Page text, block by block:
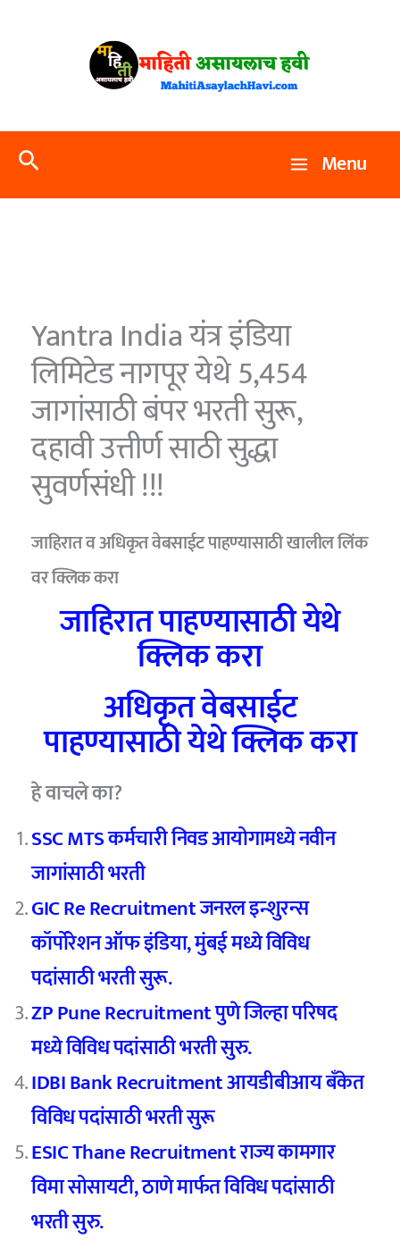
Search Menu
Yantra India यंत्र इंडिया
लिमिटेड नागपूर येथे 5,454
जागांसाठी बंपर भरती सुरू,
दहावी उत्तीर्ण साठी सुद्धा
सुवर्णसंधी !!!
जाहिरात व अधिकृत वेबसाईट पाहण्यासाठी खालील लिंक
वर क्लिक करा
जाहिरात पाहण्यासाठी येथे
क्लिक करा
अधिकृत वेबसाईट
पाहण्यासाठी येथे क्लिक करा
हे वाचले का?
SSC MTS कर्मचारी निवड आयोगामध्ये नवीन
जागांसाठी भरती
GIC Re Recruitment जनरल इन्शुरन्स
कॉर्पोरेशन ऑफ इंडिया, मुंबई मध्ये विविध
पदांसाठी भरती सुरू.
ZP Pune Recruitment पुणे जिल्हा परिषद
मध्ये विविध पदांसाठी भरती सुरु.
IDBI Bank Recruitment आयडीबीआय बँकेत
विविध पदांसाठी भरती सुरू
ESIC Thane Recruitment राज्य कामगार
विमा सोसायटी, ठाणे मार्फत विविध पदांसाठी
भरती सुरु.